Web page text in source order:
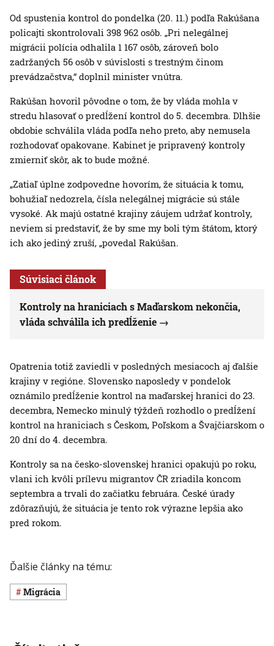
Od spustenia kontrol do pondelka (20. 11.) podľa Rakúšana
policajti skontrolovali 398 962 osôb. „Pri nelegálnej
migrácii polícia odhalila 1 167 osôb, zároveň bolo
zadržaných 56 osôb v súvislosti s trestným činom
prevádzačstva,“ doplnil minister vnútra.
Rakúšan hovoril pôvodne o tom, že by vláda mohla v
stredu hlasovať o predĺžení kontrol do 5. decembra. Dlhšie
obdobie schválila vláda podľa neho preto, aby nemusela
rozhodovať opakovane. Kabinet je pripravený kontroly
zmierniť skôr, ak to bude možné.
„Zatiaľ úplne zodpovedne hovorím, že situácia k tomu,
bohužiaľ nedozrela, čísla nelegálnej migrácie sú stále
vysoké. Ak majú ostatné krajiny záujem udržať kontroly,
neviem si predstaviť, že by sme my boli tým štátom, ktorý
ich ako jediný zruší, „povedal Rakúšan.
Súvisiaci článok
Kontroly na hraniciach s Maďarskom nekončia,
vláda schválila ich predĺženie
Opatrenia totiž zaviedli v posledných mesiacoch aj ďalšie
krajiny v regióne. Slovensko naposledy v pondelok
oznámilo predĺženie kontrol na maďarskej hranici do 23.
decembra, Nemecko minulý týždeň rozhodlo o predĺžení
kontrol na hraniciach s Českom, Poľskom a Švajčiarskom o
20 dní do 4. decembra.
Kontroly sa na česko-slovenskej hranici opakujú po roku,
vlani ich kvôli prílevu migrantov ČR zriadila koncom
septembra a trvali do začiatku februára. České úrady
zdôrazňujú, že situácia je tento rok výrazne lepšia ako
pred rokom.
Ďalšie články na tému:
migrácia